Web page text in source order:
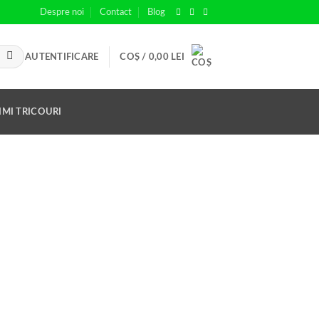
Despre noi Contact Blog
AUTENTIFICARE COȘ / 0,00 LEI
TRICOURI